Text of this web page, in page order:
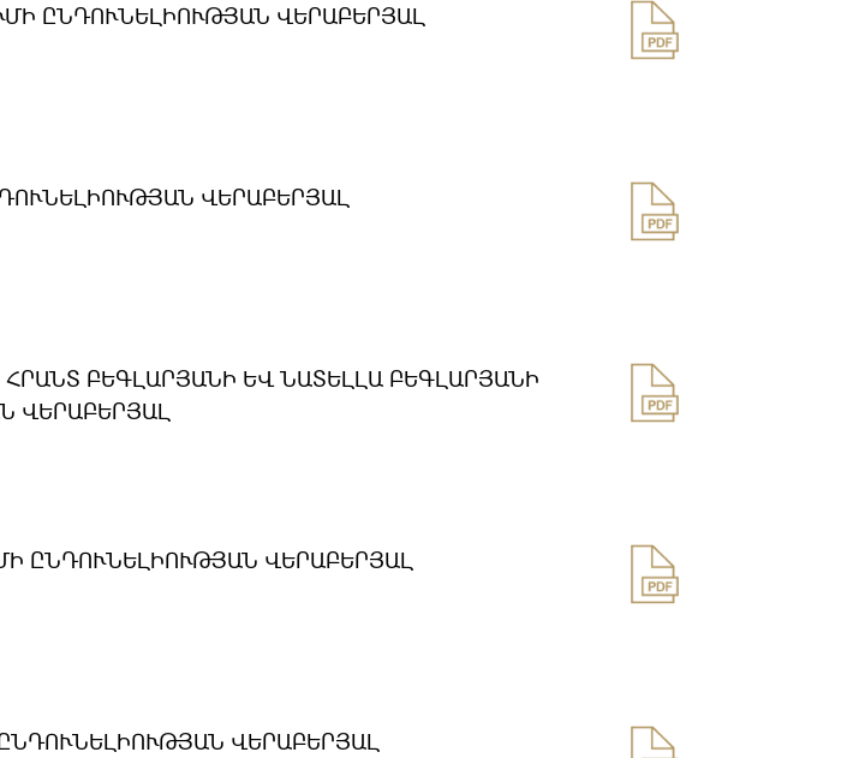
ԸՆԴՈՒՆԵԼԻՈՒԹՅԱՆ ՎԵՐԱԲԵՐՅԱԼ
ՎԵՐԱԲԵՐՅԱԼ
ԲԵԳԼԱՐՅԱՆԻ ԵՎ ՆԱՏԵԼԼԱ ԲԵԳԼԱՐՅԱՆԻ
ՎԵՐԱԲԵՐՅԱԼ
ԸՆԴՈՒՆԵԼԻՈՒԹՅԱՆ ՎԵՐԱԲԵՐՅԱԼ
ՎԵՐԱԲԵՐՅԱԼ